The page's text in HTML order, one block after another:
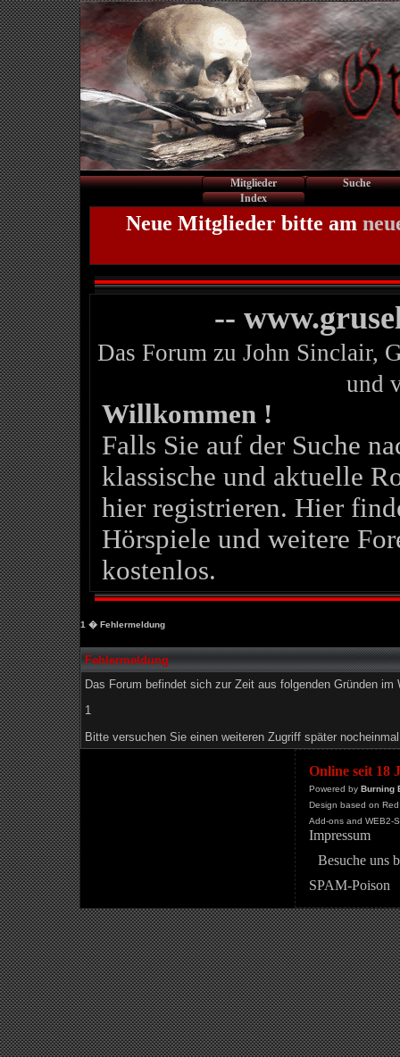
Mitglieder
Suche
Index
Neue Mitglieder bitte am
--
Das Forum zu John Sinclair,
und
Willkommen !
Falls Sie auf der Suche
klassische und aktuelle
hier registrieren. Hier
Hörspiele und weitere
kostenlos.
1 � Fehlermeldung
Fehlermeldung
Das Forum befindet sich zur Zeit aus folgenden Gründen im
1
Bitte versuchen Sie einen weiteren Zugriff später
Online seit 18
Powered by Burning
Design based on
Add-ons and WEB2-
Impressum
Besuche uns
SPAM-Poison